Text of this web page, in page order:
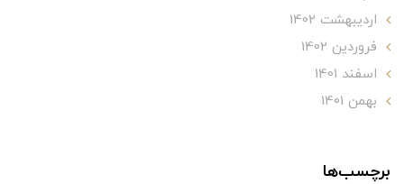
ارديبهشت 1402
فروردین 1402
اسفند 1401
بهمن 1401
برچسب‌ها